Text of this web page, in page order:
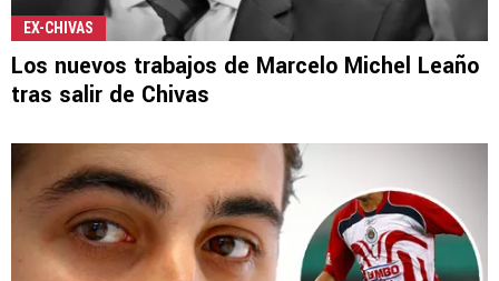
EX-CHIVAS
Los nuevos trabajos de Marcelo Michel Leaño
tras salir de Chivas